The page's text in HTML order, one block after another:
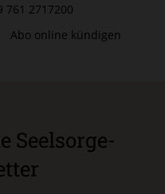
761 2717200
Abo online kündigen
Seelsorge-